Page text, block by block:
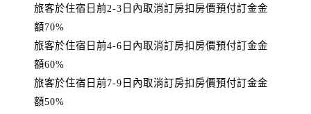
旅客於住宿日前2-3日內取消訂房扣房價預付訂金金
額70%
旅客於住宿日前4-6日內取消訂房扣房價預付訂金金
額60%
旅客於住宿日前7-9日內取消訂房扣房價預付訂金金
額50%